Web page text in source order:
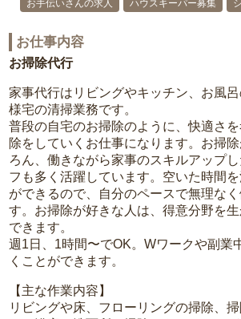
お手伝いさんの求人
ハウスキーパー募集
お仕事内容
お掃除代行
家事代行はリビングやキッチン、お風
様宅の清掃業務です。
普段の自宅のお掃除のように、快適さ
除をしていくお仕事になります。お掃
ろん、働きながら家事のスキルアップ
フも多く活躍しています。空いた時間
ができるので、自分のペースで無理な
す。お掃除が好きな人は、得意分野を
できます。
週1日、1時間〜でOK。Wワークや副業
くことができます。
【主な作業内容】
リビングや床、フローリングの掃除、